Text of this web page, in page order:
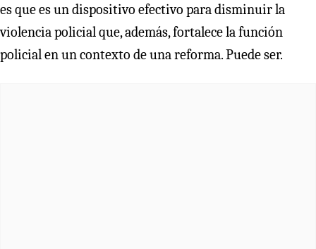
es que es un dispositivo efectivo para disminuir la
violencia policial que, además, fortalece la función
policial en un contexto de una reforma. Puede ser.